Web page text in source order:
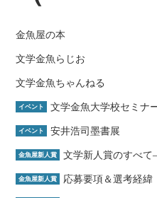
金魚屋の本
文学金魚らじお
文学金魚ちゃんねる
イベント 文学金魚大学校セミナ
イベント 安井浩司墨書展
金魚屋新人賞 文学新人賞のすべ
金魚屋新人賞 応募要項＆選考経緯